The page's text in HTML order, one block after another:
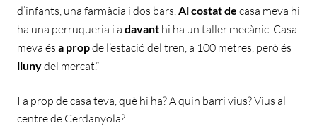
d’infants, una farmàcia i dos bars. Al costat de casa meva hi
ha una perruqueria i a davant hi ha un taller mecànic. Casa
meva és a propde l’estació del tren, a 100 metres, però és
llunydel mercat.”
I a prop de casa teva, què hi ha? A quin barri vius? Vius al
centre de Cerdanyola?